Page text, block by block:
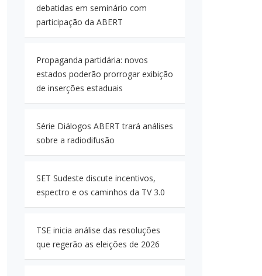
debatidas em seminário com
participação da ABERT
Propaganda partidária: novos
estados poderão prorrogar exibição
de inserções estaduais
Série Diálogos ABERT trará análises
sobre a radiodifusão
SET Sudeste discute incentivos,
espectro e os caminhos da TV 3.0
TSE inicia análise das resoluções
que regerão as eleições de 2026